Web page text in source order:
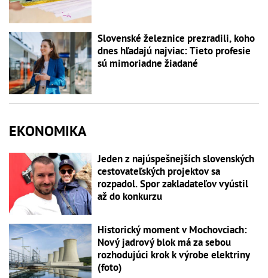
Slovenské železnice prezradili, koho
dnes hľadajú najviac: Tieto profesie
sú mimoriadne žiadané
EKONOMIKA
Jeden z najúspešnejších slovenských
cestovateľských projektov sa
rozpadol. Spor zakladateľov vyústil
až do konkurzu
Historický moment v Mochovciach:
Nový jadrový blok má za sebou
rozhodujúci krok k výrobe elektriny
(foto)